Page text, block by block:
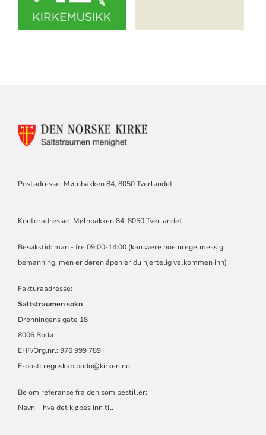
Postadresse: Mølnbakken 84, 8050 Tverlandet
Kontoradresse: Mølnbakken 84, 8050 Tverlandet
Besøkstid: man - fre 09:00-14:00 (kan være noe uregelmessig
bemanning, men er døren åpen er du hjertelig velkommen inn)
Fakturaadresse:
Saltstraumen sokn
Dronningens gate 18
8006 Bodø
EHF/Org.nr.: 976 999 789
E-post: regnskap.bodo@kirken.no
Be om referanse fra den som bestiller:
Navn + hva det kjøpes inn til.